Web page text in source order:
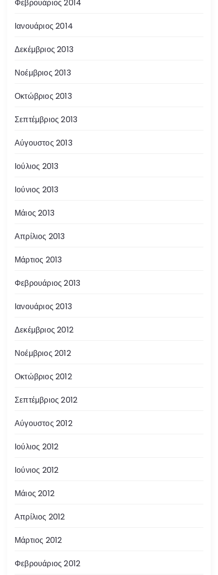
Φεβρουάριος 2014
Ιανουάριος 2014
Δεκέμβριος 2013
Νοέμβριος 2013
Οκτώβριος 2013
Σεπτέμβριος 2013
Αύγουστος 2013
Ιούλιος 2013
Ιούνιος 2013
Μάιος 2013
Απρίλιος 2013
Μάρτιος 2013
Φεβρουάριος 2013
Ιανουάριος 2013
Δεκέμβριος 2012
Νοέμβριος 2012
Οκτώβριος 2012
Σεπτέμβριος 2012
Αύγουστος 2012
Ιούλιος 2012
Ιούνιος 2012
Μάιος 2012
Απρίλιος 2012
Μάρτιος 2012
Φεβρουάριος 2012